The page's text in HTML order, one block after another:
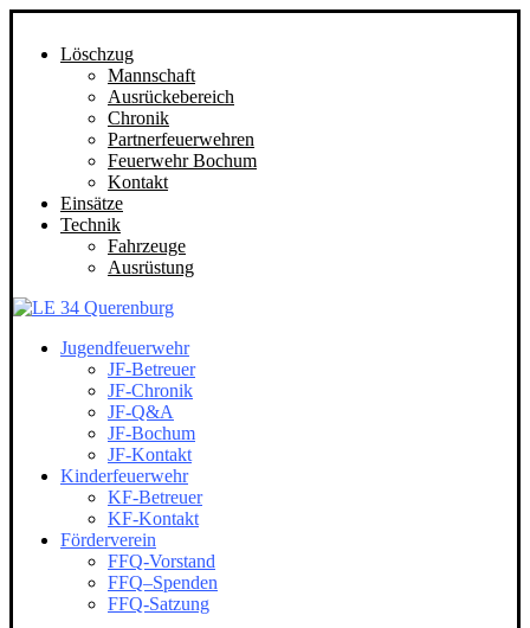
Löschzug
Mannschaft
Ausrückebereich
Chronik
Partnerfeuerwehren
Feuerwehr Bochum
Kontakt
Einsätze
Technik
Fahrzeuge
Ausrüstung
Jugendfeuerwehr
JF-Betreuer
JF-Chronik
JF-Q&A
JF-Bochum
JF-Kontakt
Kinderfeuerwehr
KF-Betreuer
KF-Kontakt
Förderverein
FFQ-Vorstand
FFQ–Spenden
FFQ-Satzung